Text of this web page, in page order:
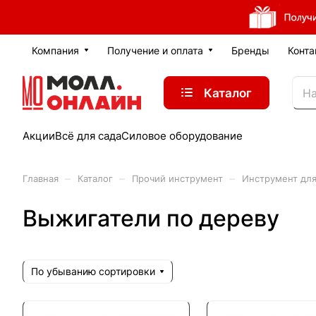
Компания Получение и оплата Бренды
Каталог
АкцииВсё для садаСиловое оборудование
Главная Каталог Прочий инструмент Инструмент
Выжигатели по дереву
По убыванию сортировки